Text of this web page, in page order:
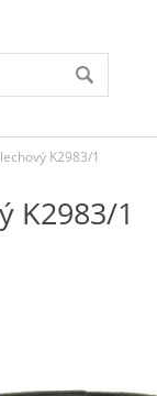
K2983/1
K2983/1